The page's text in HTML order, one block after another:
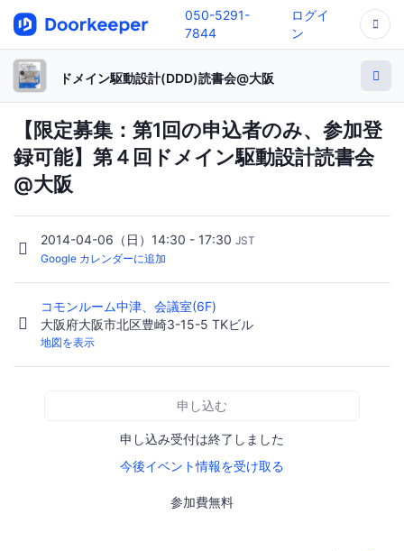
050-5291-
7844
ログイ
ン
ドメイン駆動設計(DDD)読書会@大阪
【限定募集：第1回の申込者のみ、参加登
録可能】第４回ドメイン駆動設計読書会
@大阪
2014-04-06（日）14:30 - 17:30 JST
Google カレンダーに追加
コモンルーム中津、会議室(6F)
大阪府大阪市北区豊崎3-15-5 TKビル
地図を表示
申し込む
申し込み受付は終了しました
今後イベント情報を受け取る
参加費無料